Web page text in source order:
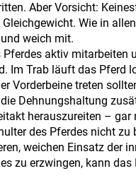
Aber Vorsicht:
Wie in
weich mit.
aktiv
Im Trab läuft das Pferd
Vorderbeine treten
Dehnungshaltung
herauszureiten –
des Pferdes nicht
weichen Einsatz der
zu erzwingen, kann